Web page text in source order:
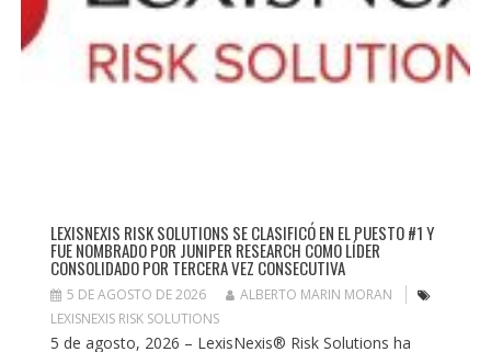
LEXISNEXIS RISK SOLUTIONS SE CLASIFICÓ EN EL PUESTO #1 Y
FUE NOMBRADO POR JUNIPER RESEARCH COMO LÍDER
CONSOLIDADO POR TERCERA VEZ CONSECUTIVA
5 DE AGOSTO DE 2026
ALBERTO MARIN MORAN
LEXISNEXIS RISK SOLUTIONS
5 de agosto, 2026 – LexisNexis® Risk Solutions ha